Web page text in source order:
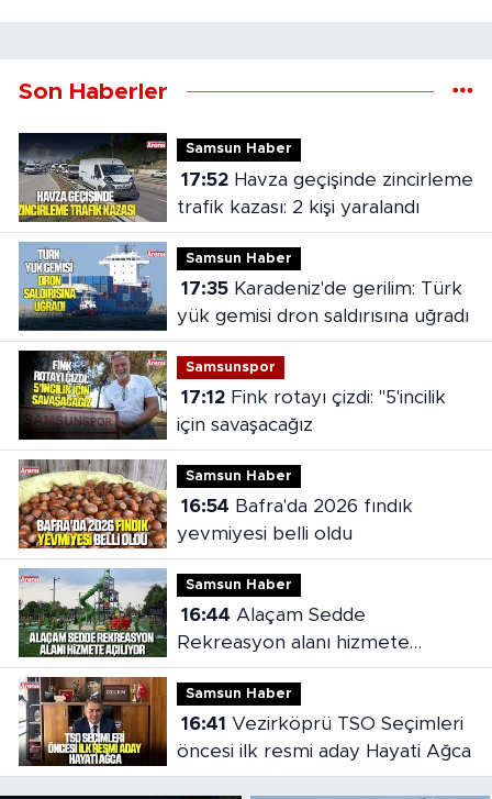
Son Haberler
Samsun Haber
17:52Havza geçişinde zincirleme
trafik kazası: 2 kişi yaralandı
Samsun Haber
17:35Karadeniz'de gerilim: Türk
yük gemisi dron saldırısına uğradı
Samsunspor
17:12Fink rotayı çizdi: "5'incilik
için savaşacağız
Samsun Haber
16:54
yevmiyesi belli oldu
Samsun Haber
16:44
Rekreasyon alanı hizmete
açılıyor
Samsun Haber
16:41
öncesi ilk resmi aday Hayati Ağca